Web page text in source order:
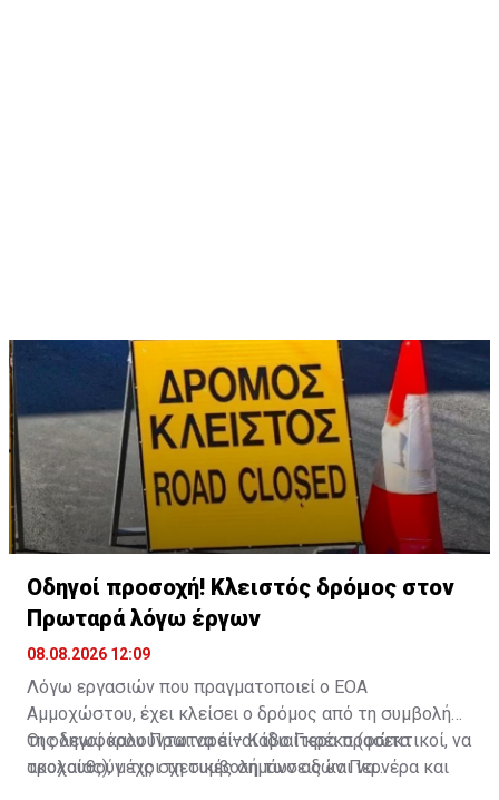
Οδηγοί προσοχή! Κλειστός δρόμος στον
Πρωταρά λόγω έργων
08.08.2026 12:09
Λόγω εργασιών που πραγματοποιεί ο ΕΟΑ
Αμμοχώστου, έχει κλείσει ο δρόμος από τη συμβολή
της λεωφόρου Πρωταρά – Κάβο Γκρέκο (φώτα
τροχαίας), μέχρι τη συμβολή των οδών Περνέρα και
Οι οδηγοί καλούνται να είναι ιδιαίτερα προσεκτικοί, να
ακολουθούν τις σχετικές σημάνσεις και να